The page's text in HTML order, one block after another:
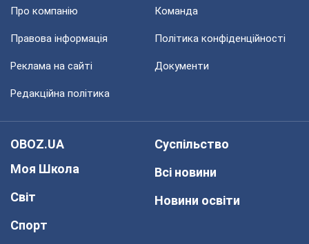
Про компанію Команда
Правова інформація Політика конфіденційності
Реклама на сайті Документи
Редакційна політика
OBOZ.UA
Моя Школа
Світ
Спорт
Суспільство
Всі новини
Новини освіти